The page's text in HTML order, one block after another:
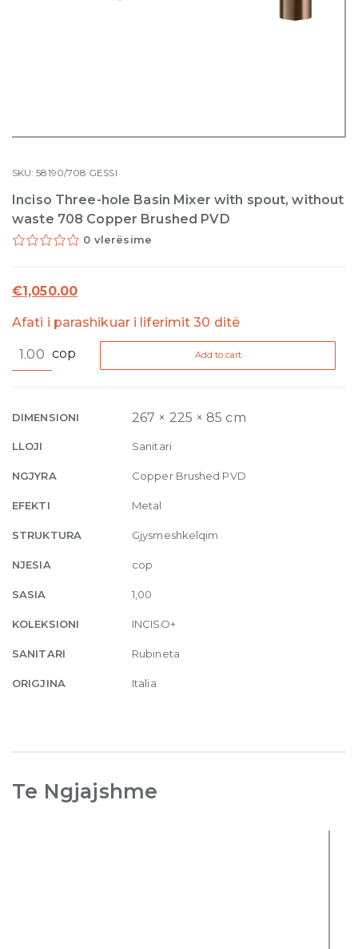
SKU:58190/708 GESSI
Inciso Three-hole Basin Mixer with spout, without
waste 708 Copper Brushed PVD
0 vlerësime
€1,050.00
Afati i parashikuar i liferimit 30 ditë
Three-
Mixer
spout,
without
708
Copper
PVD
quantity
cop Add to cart
DIMENSIONI 267 × 225 × 85 cm
LLOJI Sanitari
NGJYRA Copper Brushed PVD
EFEKTI Metal
STRUKTURA Gjysmeshkelqim
NJESIA cop
SASIA 1,00
KOLEKSIONI INCISO+
SANITARI Rubineta
ORIGJINA Italia
Te Ngjajshme